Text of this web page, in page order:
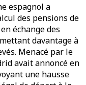
espagnol a
des pensions de
échange des
davantage à
Menacé par le
avait annoncé en
une hausse